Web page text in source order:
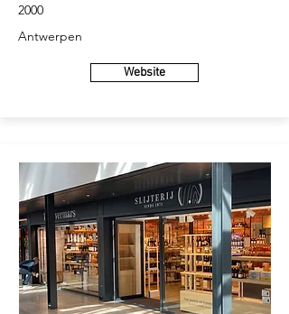
2000
Antwerpen
Website